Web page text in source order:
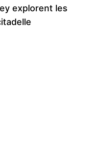
explorent les